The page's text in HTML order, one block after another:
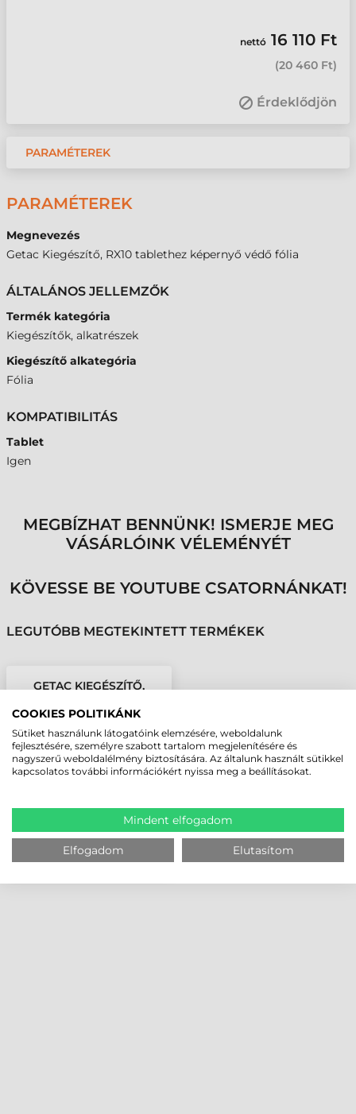
nettó 16 110 Ft
(20 460 Ft)
Érdeklődjön
PARAMÉTEREK
PARAMÉTEREK
Megnevezés
Getac Kiegészítő, RX10 tablethez képernyő védő fólia
ÁLTALÁNOS JELLEMZŐK
Termék kategória
Kiegészítők, alkatrészek
Kiegészítő alkategória
Fólia
KOMPATIBILITÁS
Tablet
Igen
MEGBÍZHAT BENNÜNK! ISMERJE MEG
VÁSÁRLÓINK VÉLEMÉNYÉT
KÖVESSE BE YOUTUBE CSATORNÁNKAT!
LEGUTÓBB MEGTEKINTETT TERMÉKEK
GETAC KIEGÉSZÍTŐ,
KÉPERNYŐ VÉDŐ FÓLIA
COOKIES POLITIKÁNK
Sütiket használunk látogatóink elemzésére, weboldalunk
fejlesztésére, személyre szabott tartalom megjelenítésére és
nagyszerű weboldalélmény biztosítására. Az általunk használt sütikkel
kapcsolatos további információkért nyissa meg a beállításokat.
Mindent elfogadom
Elfogadom Elutasítom